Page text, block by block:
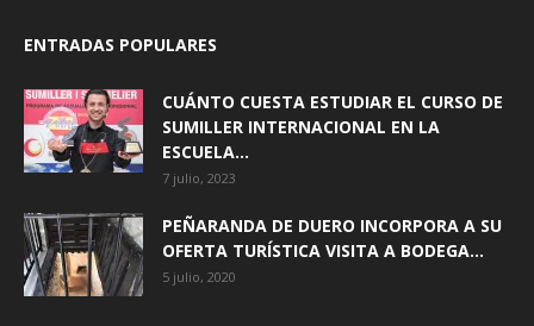
ENTRADAS POPULARES
CUÁNTO CUESTA ESTUDIAR EL CURSO DE
SUMILLER INTERNACIONAL EN LA
ESCUELA...
7 julio, 2023
PEÑARANDA DE DUERO INCORPORA A SU
OFERTA TURÍSTICA VISITA A BODEGA...
5 julio, 2020